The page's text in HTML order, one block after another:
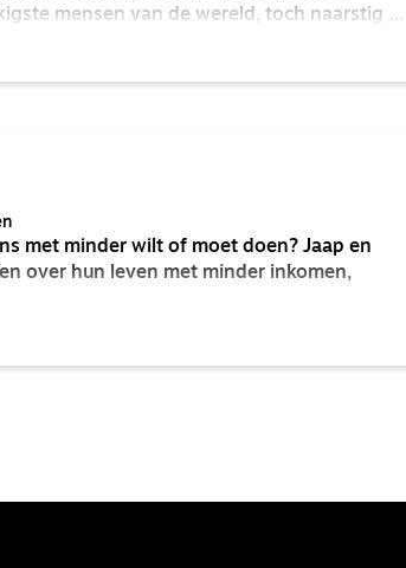
mensen van de wereld, toch naarstig op
geluk. Waar draait het nu echt om?
met minder wilt of moet doen? Jaap en
over hun leven met minder inkomen,